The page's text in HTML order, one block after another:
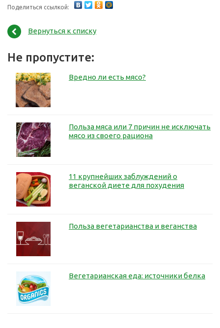
Поделиться ссылкой:
Вернуться к списку
Не пропустите:
Вредно ли есть мясо?
Польза мяса или 7 причин не исключать
мясо из своего рациона
11 крупнейших заблуждений о
веганской диете для похудения
Польза вегетарианства и веганства
Вегетарианская еда: источники белка